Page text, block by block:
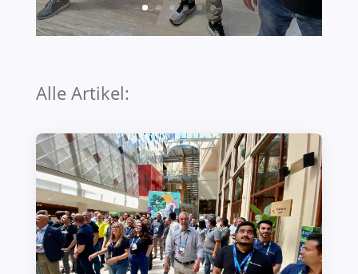
Alle Artikel: